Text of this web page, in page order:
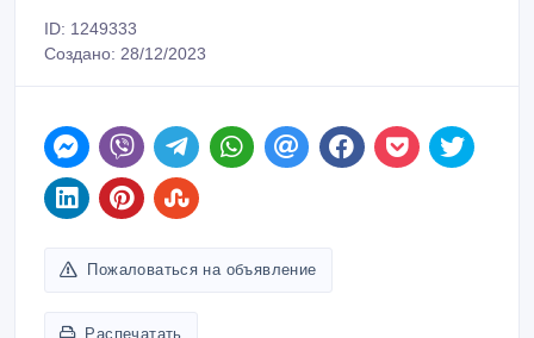
ID: 1249333
Создано: 28/12/2023
Пожаловаться на объявление
Распечатать